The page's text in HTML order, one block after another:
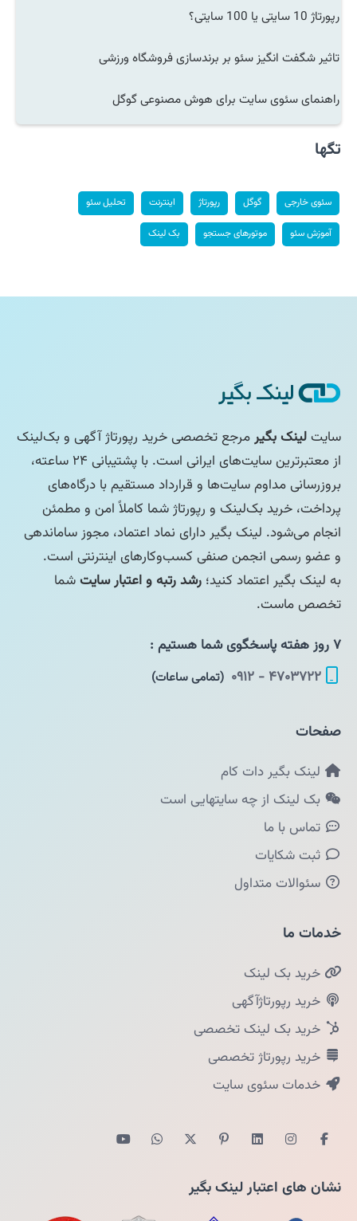
رپورتاژ 10 سایتی یا 100 سایتی؟
تاثیر شگفت انگیز سئو بر برندسازی فروشگاه ورزشی
راهنمای سئوی سایت برای هوش مصنوعی گوگل
تگها
سئوی خارجی گوگل رپورتاژ اینترنت تحلیل سئو
آموزش سئو موتورهای جستجو بک لینک
سایتلینک بگیرمرجع تخصصی خرید رپورتاژ آگهی و بک‌لینک
از معتبرترین سایت‌های ایرانی است. با پشتیبانی ۲۴ ساعته،
بروزرسانی مداوم سایت‌ها و قرارداد مستقیم با درگاه‌های
پرداخت، خرید بک‌لینک و رپورتاژ شما کاملاً امن و مطمئن
انجام می‌شود. لینک بگیر دارای نماد اعتماد، مجوز ساماندهی
و عضو رسمی انجمن صنفی کسب‌وکارهای اینترنتی است.
به لینک بگیر اعتماد کنید؛ رشد رتبه و اعتبار سایتشما
تخصص ماست.
۷ روز هفته پاسخگوی شما هستیم :
۴۷۰۳۷۲۲ - ۰۹۱۲
(تمامی ساعات)
صفحات
لینک بگیر دات کام
بک لینک از چه سایتهایی است
تماس با ما
ثبت شکایات
سئوالات متداول
خدمات ما
خرید بک لینک
خرید رپورتاژآگهی
خرید بک لینک تخصصی
خرید رپورتاژ تخصصی
خدمات سئوی سایت
نشان های اعتبار لینک بگیر